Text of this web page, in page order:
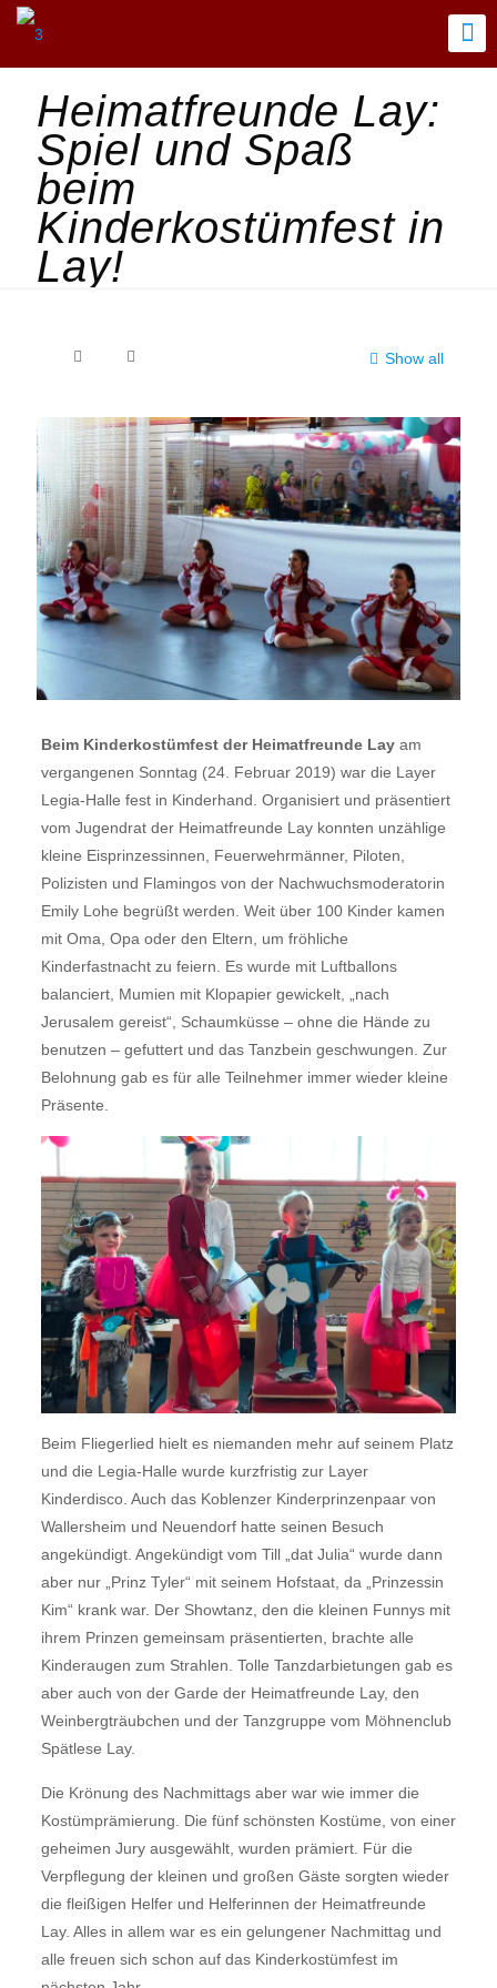
Heimatfreunde Lay:
Spiel und Spaß
beim
Kinderkostümfest in
Lay!
Show all
Beim Kinderkostümfest der Heimatfreunde Layam
vergangenen Sonntag (24. Februar 2019) war die Layer
Legia-Halle fest in Kinderhand. Organisiert und präsentiert
vom Jugendrat der Heimatfreunde Lay konnten unzählige
kleine Eisprinzessinnen, Feuerwehrmänner, Piloten,
Polizisten und Flamingos von der Nachwuchsmoderatorin
Emily Lohe begrüßt werden. Weit über 100 Kinder kamen
mit Oma, Opa oder den Eltern, um fröhliche
Kinderfastnacht zu feiern. Es wurde mit Luftballons
balanciert, Mumien mit Klopapier gewickelt, „nach
Jerusalem gereist“, Schaumküsse – ohne die Hände zu
benutzen – gefuttert und das Tanzbein geschwungen. Zur
Belohnung gab es für alle Teilnehmer immer wieder kleine
Präsente.
Beim Fliegerlied hielt es niemanden mehr auf seinem Platz
und die Legia-Halle wurde kurzfristig zur Layer
Kinderdisco. Auch das Koblenzer Kinderprinzenpaar von
Wallersheim und Neuendorf hatte seinen Besuch
angekündigt. Angekündigt vom Till „dat Julia“ wurde dann
aber nur „Prinz Tyler“ mit seinem Hofstaat, da „Prinzessin
Kim“ krank war. Der Showtanz, den die kleinen Funnys mit
ihrem Prinzen gemeinsam präsentierten, brachte alle
Kinderaugen zum Strahlen. Tolle Tanzdarbietungen gab es
aber auch von der Garde der Heimatfreunde Lay, den
Weinbergträubchen und der Tanzgruppe vom Möhnenclub
Spätlese Lay.
Die Krönung des Nachmittags aber war wie immer die
Kostümprämierung. Die fünf schönsten Kostüme, von einer
geheimen Jury ausgewählt, wurden prämiert. Für die
Verpflegung der kleinen und großen Gäste sorgten wieder
die fleißigen Helfer und Helferinnen der Heimatfreunde
Lay. Alles in allem war es ein gelungener Nachmittag und
alle freuen sich schon auf das Kinderkostümfest im